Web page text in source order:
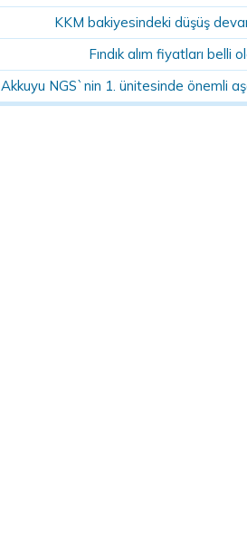
KKM bakiyesindeki düşüş
Fındık alım fiyatları belli
Akkuyu NGS`nin 1. ünitesinde önemli